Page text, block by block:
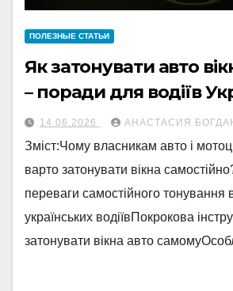
ПОЛЕЗНЫЕ СТАТЬИ
Як затонувати авто
– поради для водіїв
14.06.2026 АНАСТАСИЯ
Зміст:Чому власникам авто і
варто затонувати вікна
переваги самостійного тонування
українських водіївПокрокова
затонувати вікна авто